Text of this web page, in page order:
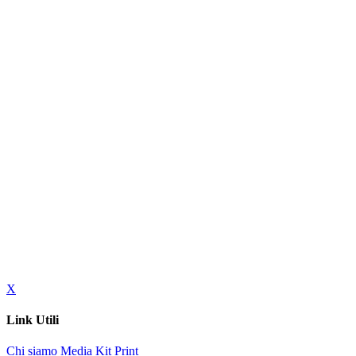
X
Link Utili
Chi siamo Media Kit Print